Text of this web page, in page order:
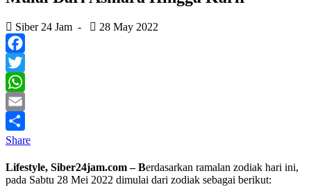
Siber 24 Jam - 28 May 2022
Facebook
Twitter
WhatsApp
Email
Share
Lifestyle, Siber24jam.com – Berdasarkan ramalan zodiak hari ini,
pada Sabtu 28 Mei 2022 dimulai dari zodiak sebagai berikut: